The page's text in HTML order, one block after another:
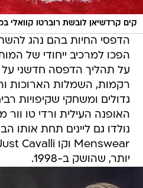
קים קרדשיאן לובשת רוברטו קוואלי במט
הדפסי החיות בהם נהג
הפכו למרכיב ייחודי של
על תהליך הדפסה חדשני על
רקמות, השמלות הארוכות
גדולים ומשחקי שקיפויות
האופנה העילית ורדי טו וור
יותר, שהושק ב-1998.